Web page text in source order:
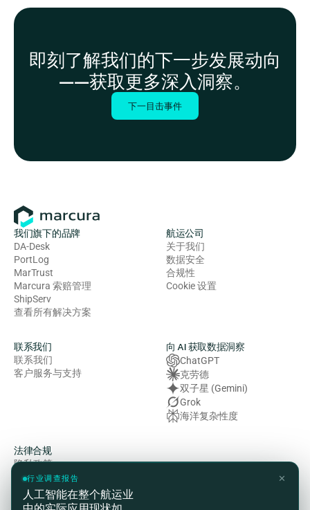
即刻了解我们的下一步发展动向
——获取更多深入洞察。
下一目击事件
我们旗下的品牌
DA-Desk
PortLog
MarTrust
Marcura 索赔管理
ShipServ
查看所有解决方案
航运公司
关于我们
数据安全
合规性
Cookie 设置
法律合规
隐私政策
使用条款
Cookie 政策
健康、安全与环境（HSE）政
联系我们
联系我们
客户服务与支持
向 AI 获取数据洞察
ChatGPT
克劳德
双子星 (Gemini)
Grok
海洋复杂性度
✕
行业调查报告
人工智能在整个航运业